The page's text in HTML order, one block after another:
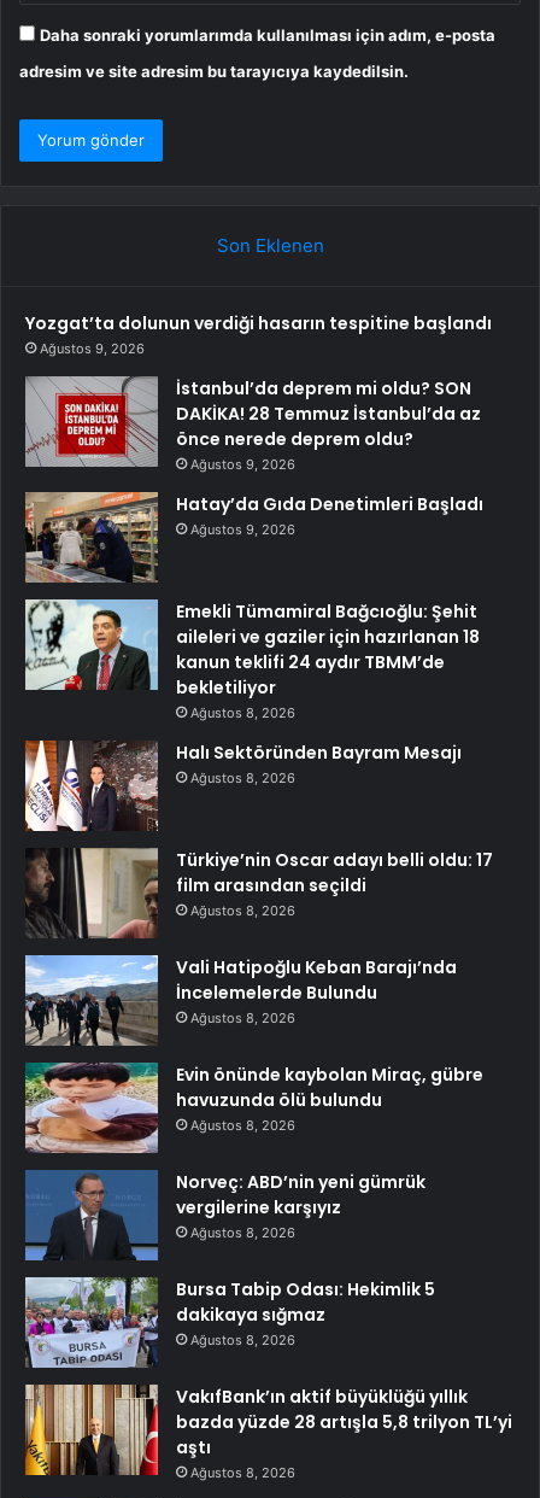
Daha sonraki yorumlarımda kullanılması için adım, e-posta
adresim ve site adresim bu tarayıcıya kaydedilsin.
Son Eklenen
Yozgat’ta dolunun verdiği hasarın tespitine başlandı
Ağustos 9, 2026
İstanbul’da deprem mi oldu? SON
DAKİKA! 28 Temmuz İstanbul’da az
önce nerede deprem oldu?
Ağustos 9, 2026
Hatay’da Gıda Denetimleri Başladı
Ağustos 9, 2026
Emekli Tümamiral Bağcıoğlu: Şehit
aileleri ve gaziler için hazırlanan 18
kanun teklifi 24 aydır TBMM’de
bekletiliyor
Ağustos 8, 2026
Halı Sektöründen Bayram Mesajı
Ağustos 8, 2026
Türkiye’nin Oscar adayı belli oldu: 17
film arasından seçildi
Ağustos 8, 2026
Vali Hatipoğlu Keban Barajı’nda
İncelemelerde Bulundu
Ağustos 8, 2026
Evin önünde kaybolan Miraç, gübre
havuzunda ölü bulundu
Ağustos 8, 2026
Norveç: ABD’nin yeni gümrük
vergilerine karşıyız
Ağustos 8, 2026
Bursa Tabip Odası: Hekimlik 5
dakikaya sığmaz
Ağustos 8, 2026
VakıfBank’ın aktif büyüklüğü yıllık
bazda yüzde 28 artışla 5,8 trilyon TL’yi
aştı
Ağustos 8, 2026